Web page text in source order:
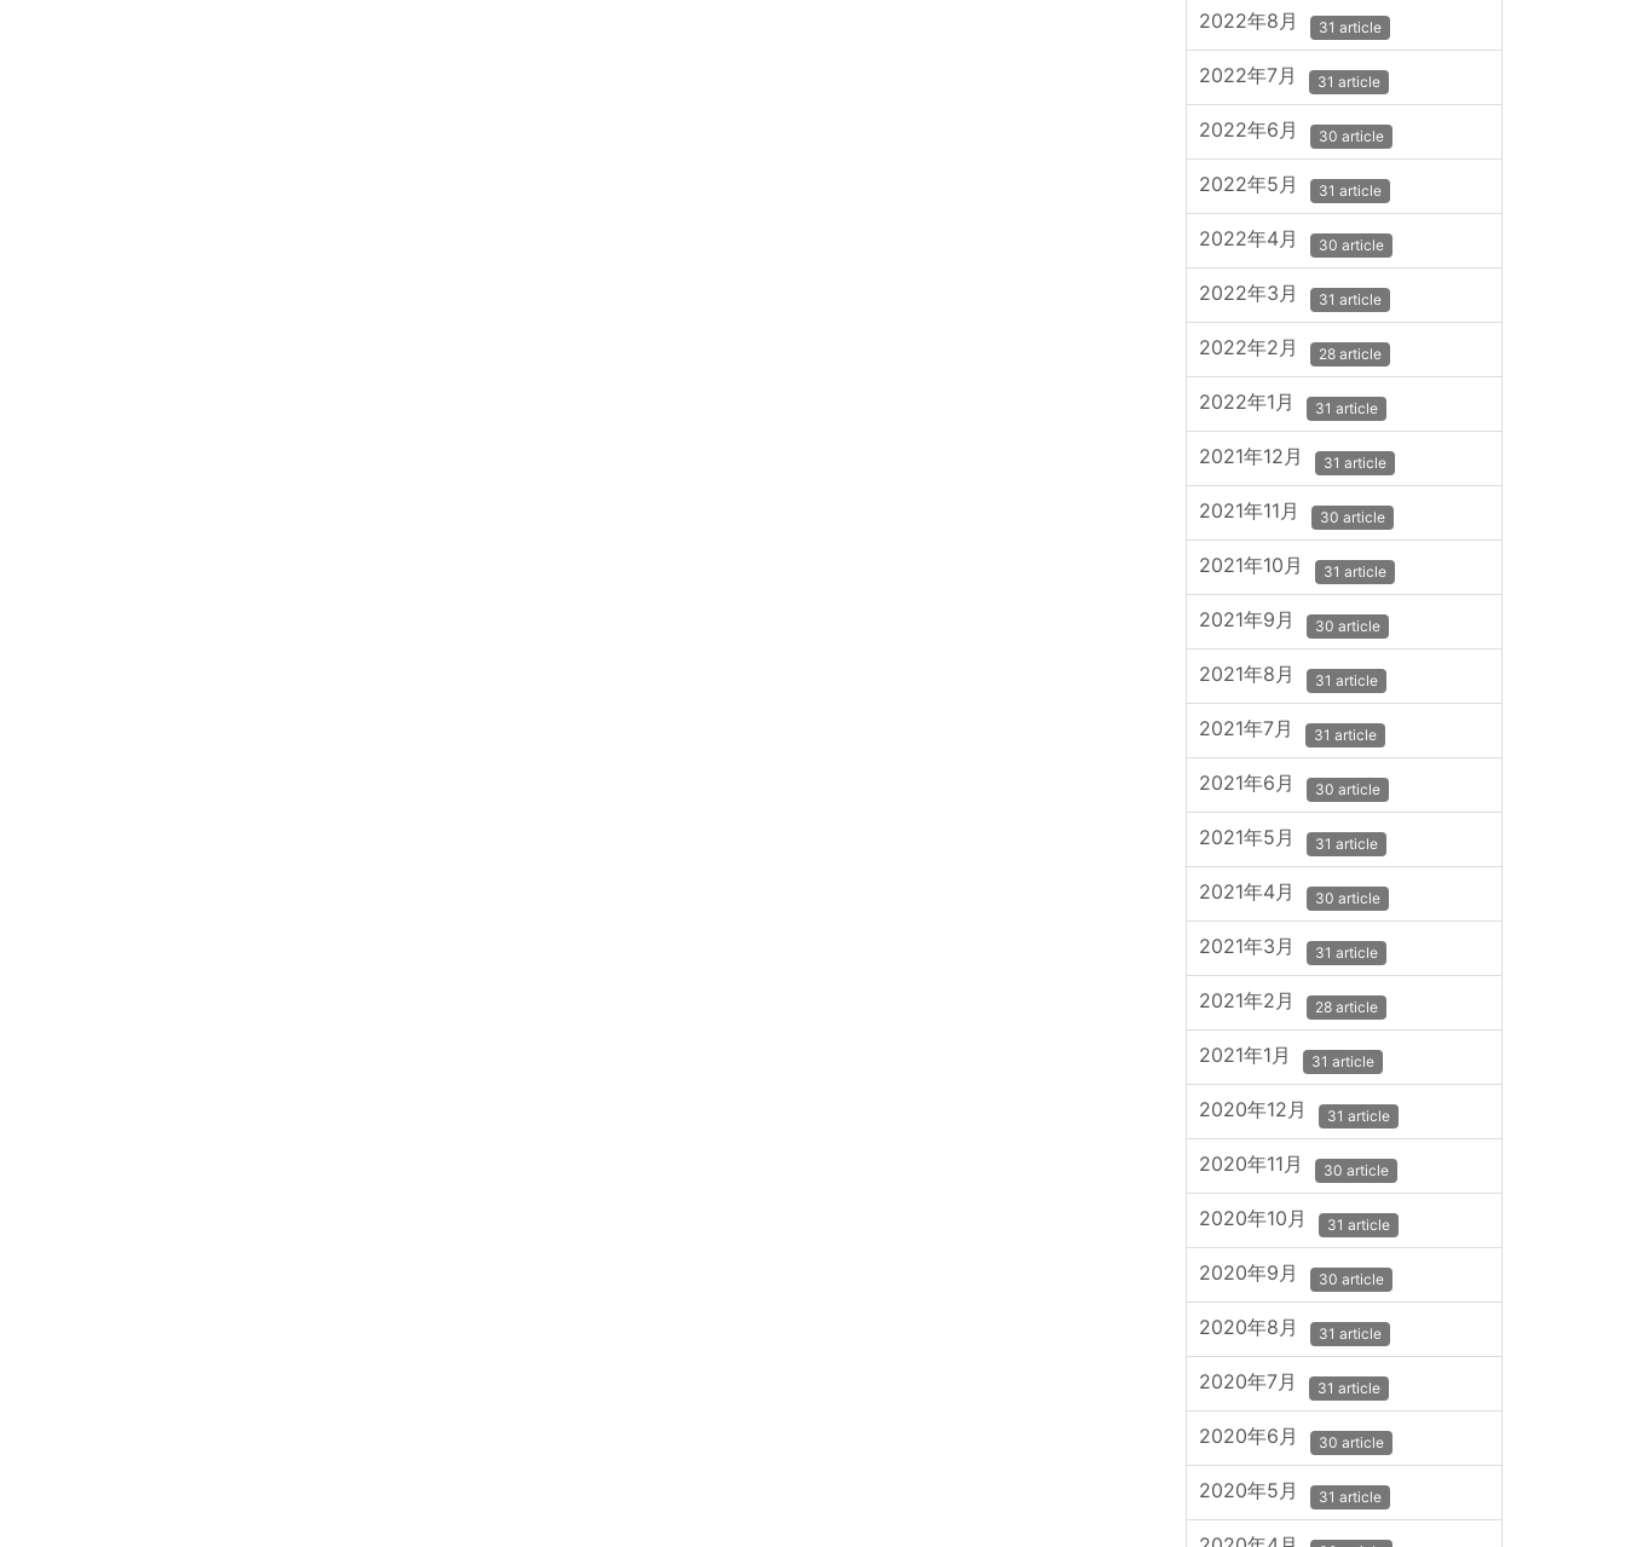
2022年8月 31 article
2022年7月 31 article
2022年6月 30 article
2022年5月 31 article
2022年4月 30 article
2022年3月 31 article
2022年2月 28 article
2022年1月 31 article
2021年12月 31 article
2021年11月 30 article
2021年10月 31 article
2021年9月 30 article
2021年8月 31 article
2021年7月 31 article
2021年6月 30 article
2021年5月 31 article
2021年4月 30 article
2021年3月 31 article
2021年2月 28 article
2021年1月 31 article
2020年12月 31 article
2020年11月 30 article
2020年10月 31 article
2020年9月 30 article
2020年8月 31 article
2020年7月 31 article
2020年6月 30 article
2020年5月 31 article